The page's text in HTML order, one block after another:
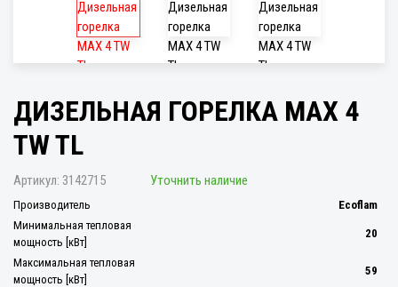
ДИЗЕЛЬНАЯ ГОРЕЛКА MAX 4
TW TL
Артикул: 3142715 Уточнить наличие
Производитель
Ecoflam
Минимальная тепловая
мощность [кВт]
20
Максимальная тепловая
мощность [кВт]
59